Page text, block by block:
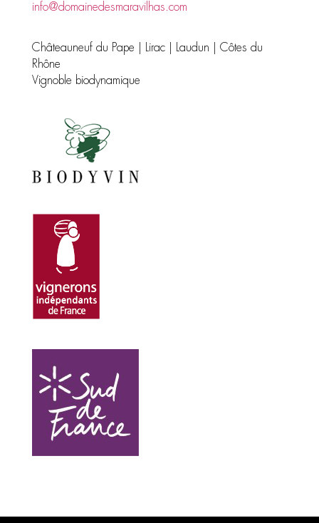
info@domainedesmaravilhas.com
Châteauneuf du Pape | Lirac | Laudun | Côtes du
Rhône
Vignoble biodynamique